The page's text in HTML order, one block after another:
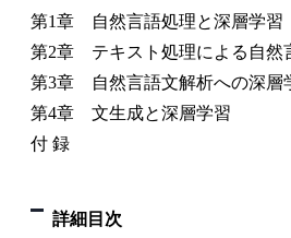
第1章 自然言語処理と深層学習
第2章 テキスト処理による自然
第3章 自然言語文解析への深層
第4章 文生成と深層学習
付 録
詳細目次